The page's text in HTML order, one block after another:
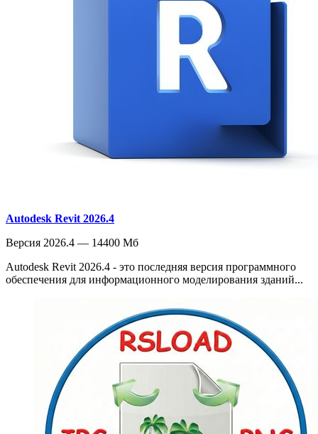
Autodesk Revit 2026.4
Версия 2026.4 — 14400 Мб
Autodesk Revit 2026.4 - это последняя версия программного
обеспечения для информационного моделирования зданий...